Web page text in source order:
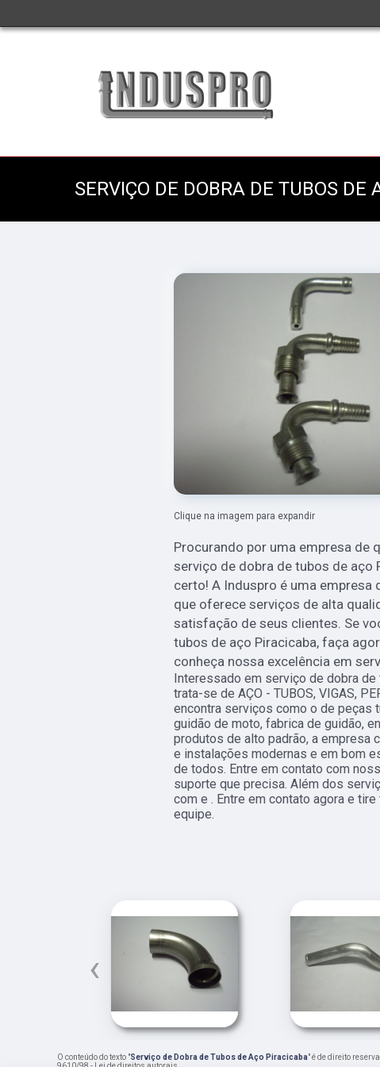
SERVIÇO DE DOBRA DE TUBOS DE
Clique na imagem para expandir
Procurando por uma empresa de
serviço de dobra de tubos de aço
certo! A Induspro é uma
que oferece serviços de alta
satisfação de seus clientes. Se
tubos de aço Piracicaba, faça
conheça nossa excelência em
Interessado em serviço de dobra de
trata-se de AÇO - TUBOS, VIGAS,
encontra serviços como o de peças
guidão de moto, fabrica de guidão,
produtos de alto padrão, a
e instalações modernas e em bom
de todos. Entre em contato com
suporte que precisa. Além dos
com e . Entre em contato agora e
equipe.
‹
O conteúdo do texto "Serviço de Dobra de Tubos de Aço Piracicaba" é de direito